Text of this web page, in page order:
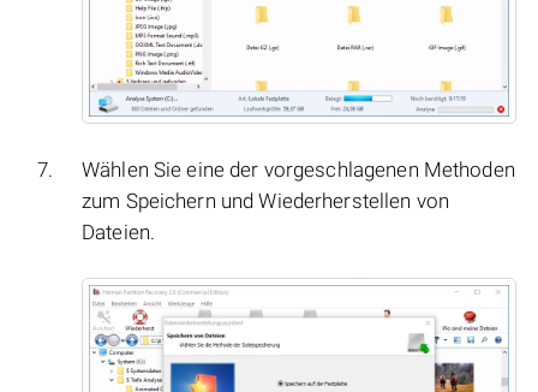
Wählen Sie eine der vorgeschlagenen Methoden
zum Speichern und Wiederherstellen von
Dateien.